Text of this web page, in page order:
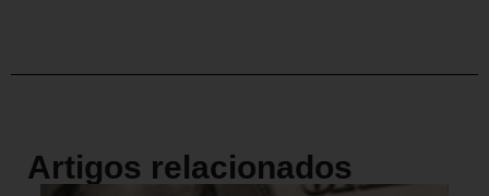
Artigos relacionados